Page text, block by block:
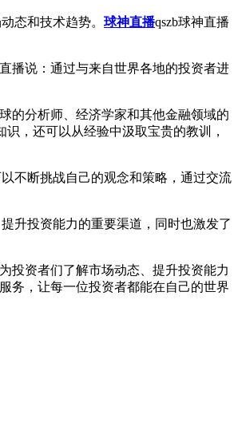
态和技术趋势。 球神直播qszb球神直播
播说：通过与来自世界各地的投资者进
的分析师、经济学家和其他金融领域的
，还可以从经验中汲取宝贵的教训，
不断挑战自己的观念和策略，通过交流
升投资能力的重要渠道，同时也激发了
投资者们了解市场动态、提升投资能力
务，让每一位投资者都能在自己的世界